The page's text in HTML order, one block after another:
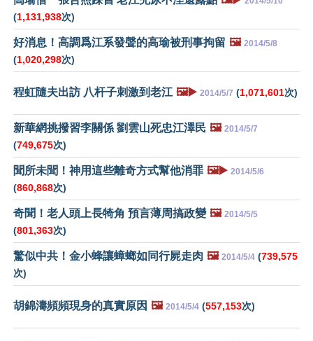
(1,131,938次)
好消息！高調爲江系發聲的高瑜被刑事拘留 🖼️ 2014/5/8
(1,020,298次)
程虹隨夫出訪 八杆子刺激到老江 🖼️▶️ 2014/5/7 (1,071,601次)
新華網挑撥習李關係 劉雲山死忠江澤民 🖼️ 2014/5/7
(749,675次)
聞所未聞！神用這些離奇方式幫他消罪 🖼️▶️ 2014/5/6
(860,868次)
奇聞！老人頭上長犄角 預言薄周搞政變 🖼️ 2014/5/5
(801,363次)
驚似中共！金小蜂讓蟑螂如同行屍走肉 🖼️ 2014/5/4 (739,575
次)
胡錦濤頻頻現身的真實原因 🖼️ 2014/5/4 (557,153次)